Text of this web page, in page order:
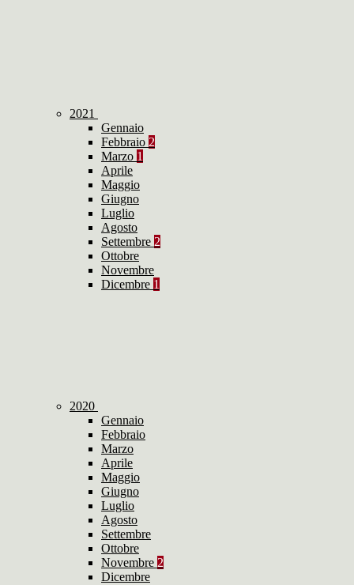
2021
Gennaio
Febbraio 2
Marzo 1
Aprile
Maggio
Giugno
Luglio
Agosto
Settembre 2
Ottobre
Novembre
Dicembre 1
2020
Gennaio
Febbraio
Marzo
Aprile
Maggio
Giugno
Luglio
Agosto
Settembre
Ottobre
Novembre 2
Dicembre